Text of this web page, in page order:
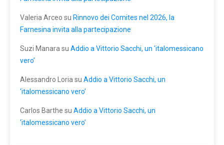
Valeria Arceo su Rinnovo dei Comites nel 2026, la
Farnesina invita alla partecipazione
Suzi Manara su Addio a Vittorio Sacchi, un ‘italomessicano
vero’
Alessandro Loria su Addio a Vittorio Sacchi, un
‘italomessicano vero’
Carlos Barthe su Addio a Vittorio Sacchi, un
‘italomessicano vero’